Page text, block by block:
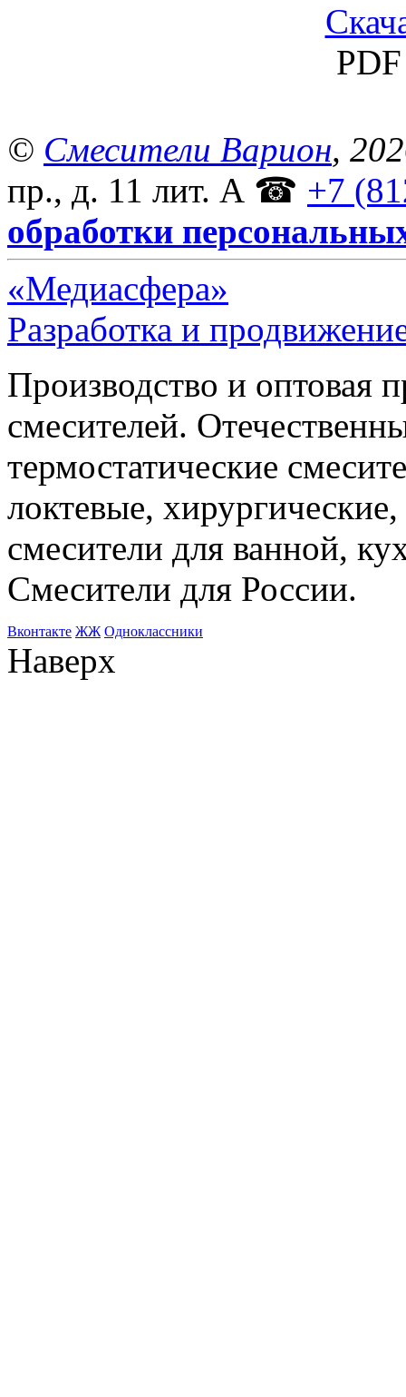
© Смесители Варион,
пр., д. 11 лит. А ☎ +7
обработки
«Медиасфера»
Разработка и
Производство и оптовая
смесителей.
термостатические
локтевые,
смесители для ванной,
Смесители для России.
Bконтакте ЖЖ Одноклассники
Наверх